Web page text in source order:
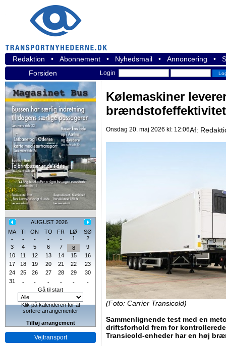
Redaktion • Abonnement • Nyhedsmail • Annoncering •
Forsiden
Login
AUGUST 2026
MA
TI ON TO FR LØ
SØ
-
- - - - 1
2
3
4 5 6 7 8
9
10
11 12 13 14 15
16
17
18 19 20 21 22
23
24
25 26 27 28 29
30
31
- - - - -
-
Gå til start
Klik på kalenderen for at
sortere arrangementer
Tilføj arrangement
Vejtransport
Kølemaskiner
brændstofeffektivitet
Onsdag 20. maj 2026 kl: 12:06Af:
(Foto: Carrier Transicold)
Sammenlignende test med en
driftsforhold frem for
Transicold-enheder har en høj